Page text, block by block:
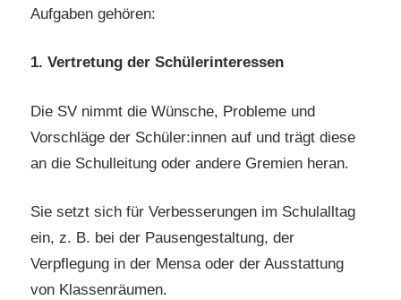
Aufgaben gehören:
1. Vertretung der Schülerinteressen
Die SV nimmt die Wünsche, Probleme und
Vorschläge der Schüler:innen auf und trägt diese
an die Schulleitung oder andere Gremien heran.
Sie setzt sich für Verbesserungen im Schulalltag
ein, z. B. bei der Pausengestaltung, der
Verpflegung in der Mensa oder der Ausstattung
von Klassenräumen.